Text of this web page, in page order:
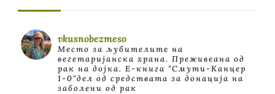
vkusnobezmeso
Место за љубителите на
вегетаријанска храна. Преживеана од
рак на дојка. E-книга "Смути-Канцер
1-0"дел од средствата за донација на
заболени од рак